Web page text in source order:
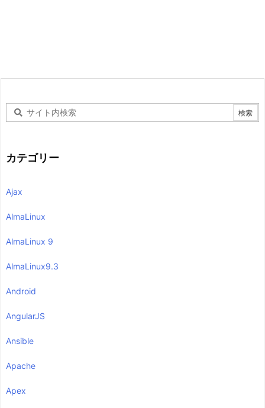
カテゴリー
Ajax
AlmaLinux
AlmaLinux 9
AlmaLinux9.3
Android
AngularJS
Ansible
Apache
Apex